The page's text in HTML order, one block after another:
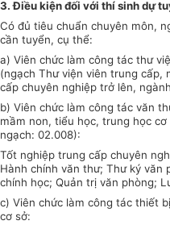
3.Điều kiện đối với thí sinh dự
Có đủ tiêu chuẩn chuyên môn,
cần tuyển, cụ thể:
a) Viên chức làm công tác thư
(ngạch Thư viện viên trung cấp,
cấp chuyên nghiệp trở lên,
b) Viên chức làm công tác văn
mầm non, tiểu học, trung học
ngạch: 02.008):
Tốt nghiệp trung cấp chuyên
Hành chính văn thư; Thư ký văn
chính học; Quản trị văn phòng;
c) Viên chức làm công tác thiết
cơ sở: